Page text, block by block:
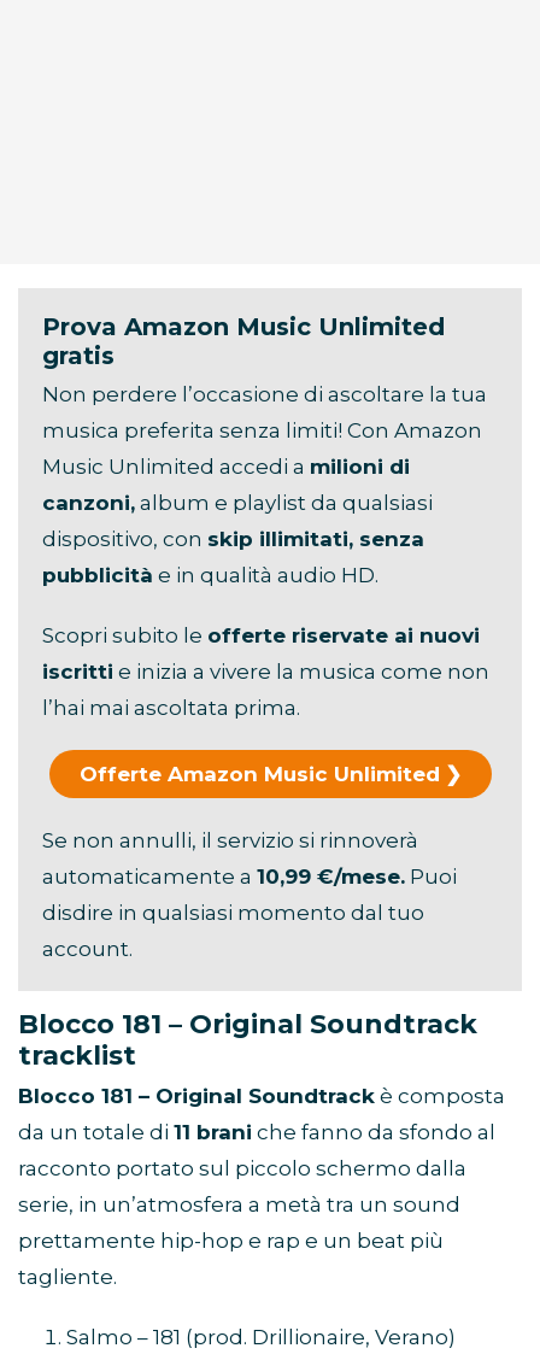
Prova Amazon Music Unlimited
gratis
Non perdere l’occasione di ascoltare la tua
musica preferita senza limiti! Con Amazon
Music Unlimited accedi a milioni di
canzoni, album e playlist da qualsiasi
dispositivo, con skip illimitati, senza
pubblicità e in qualità audio HD.
Scopri subito le offerte riservate ai nuovi
iscritti e inizia a vivere la musica come non
l’hai mai ascoltata prima.
Offerte Amazon Music Unlimited
Se non annulli, il servizio si rinnoverà
automaticamente a 10,99 €/mese. Puoi
disdire in qualsiasi momento dal tuo
account.
Blocco 181 – Original Soundtrack
tracklist
Blocco 181 – Original Soundtrack è composta
da un totale di 11 brani che fanno da sfondo al
racconto portato sul piccolo schermo dalla
serie, in un’atmosfera a metà tra un sound
prettamente hip-hop e rap e un beat più
tagliente.
Salmo – 181 (prod. Drillionaire, Verano)